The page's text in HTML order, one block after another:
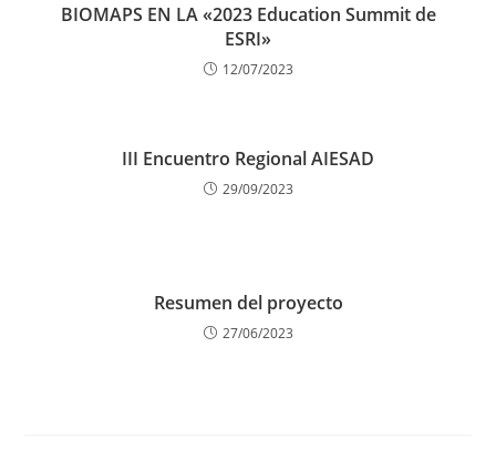
BIOMAPS EN LA «2023 Education Summit de
ESRI»
12/07/2023
III Encuentro Regional AIESAD
29/09/2023
Resumen del proyecto
27/06/2023